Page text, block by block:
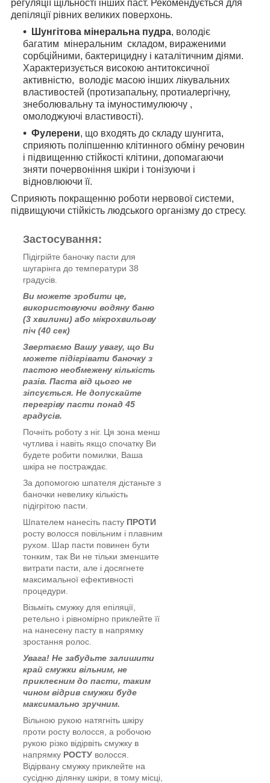
регуляції щільності інших паст. Рекомендується для
депіляції рівних великих поверхонь.
Шунгітова мінеральна пудра, володіє
багатим мінеральним складом, вираженими
сорбційними, бактерицидну і каталітичним діями.
Характеризується високою антитоксичної
активністю, володіє масою інших лікувальних
властивостей (протизапальну, протиалергічну,
знеболювальну та імуностимулюючу ,
омолоджуючі властивості).
Фулерени, що входять до складу шунгита,
сприяють поліпшенню клітинного обміну речовин
і підвищенню стійкості клітини, допомагаючи
зняти почервоніння шкіри і тонізуючи і
відновлюючи її.
Сприяють покращенню роботи нервової системи,
підвищуючи стійкість людського організму до стресу.
Застосування:
Підігрійте баночку пасти для
шугарінга до температури 38
градусів.
Ви можете зробити це,
використовуючи водяну баню
(3 хвилини) або мікрохвильову
піч (40 сек)
Звертаємо Вашу увагу, що Ви
можете підігрівати баночку з
пастою необмежену кількість
разів. Паста від цього не
зіпсується. Не допускайте
перегріву пасти понад 45
градусів.
Почніть роботу з ніг. Ця зона менш
чутлива і навіть якщо спочатку Ви
будете робити помилки, Ваша
шкіра не постраждає.
За допомогою шпателя дістаньте з
баночки невелику кількість
підігрітою пасти.
Шпателем нанесіть пасту ПРОТИ
росту волосся повільним і плавним
рухом. Шар пасти повинен бути
тонким, так Ви не тільки зменшите
витрати пасти, але і досягнете
максимальної ефективності
процедури.
Візьміть смужку для епіляції,
ретельно і рівномірно приклейте її
на нанесену пасту в напрямку
зростання ролос.
Увага! Не забудьте залишити
край смужки вільним, не
приклеєним до пасти, таким
чином відрив смужки буде
максимально зручним.
Вільною рукою натягніть шкіру
проти росту волосся, а робочою
рукою різко відірвіть смужку в
напрямку РОСТУ волосся.
Відірвану смужку приклейте на
сусідню ділянку шкіри, в тому місці,